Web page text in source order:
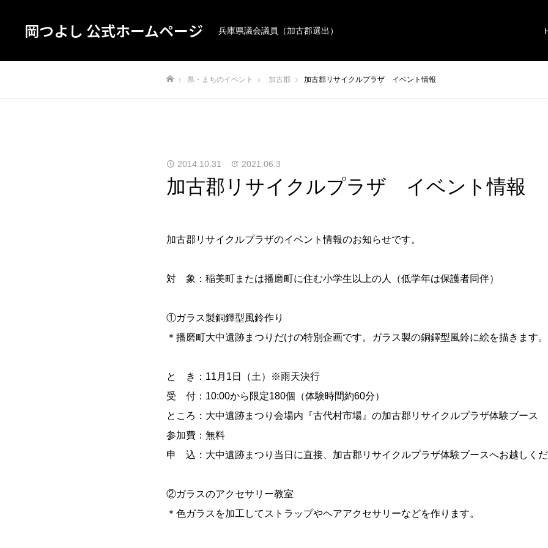
岡つよし 公式ホームページ 兵庫県議会議員（加古郡選出）
県・まちのイベント 加古郡 加古郡リサイクルプラザ イベント情報
2014.10.31 2021.06.3
加古郡リサイクルプラザ イベント情報
加古郡リサイクルプラザのイベント情報のお知らせです。
対 象：稲美町または播磨町に住む小学生以上の人（低学年は保護者同伴）
①ガラス製銅鐸型風鈴作り
＊播磨町大中遺跡まつりだけの特別企画です。ガラス製の銅鐸型風鈴に絵を描きます。
と き：11月1日（土）※雨天決行
受 付：10:00から限定180個（体験時間約60分）
ところ：大中遺跡まつり会場内『古代村市場』の加古郡リサイクルプラザ体験ブース
参加費：無料
申 込：大中遺跡まつり当日に直接、加古郡リサイクルプラザ体験ブースへお越しく
②ガラスのアクセサリー教室
＊色ガラスを加工してストラップやヘアアクセサリーなどを作ります。